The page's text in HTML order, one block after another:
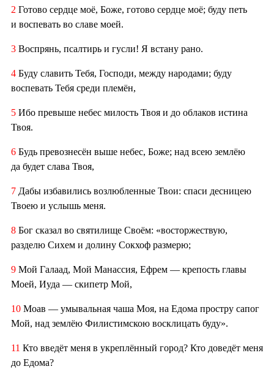
2 Готово сердце моё, Боже, готово сердце моё; буду петь
и воспевать во славе моей.
3 Воспрянь, псалтирь и гусли! Я встану рано.
4 Буду славить Тебя, Господи, между народами; буду
воспевать Тебя среди племён,
5 Ибо превыше небес милость Твоя и до облаков истина
Твоя.
6 Будь превознесён выше небес, Боже; над всею землёю
да будет слава Твоя,
7 Дабы избавились возлюбленные Твои: спаси десницею
Твоею и услышь меня.
8 Бог сказал во святилище Своём: «восторжествую,
разделю Сихем и долину Сокхоф размерю;
9 Мой Галаад, Мой Манассия, Ефрем — крепость главы
Моей, Иуда — скипетр Мой,
10 Моав — умывальная чаша Моя, на Едома простру сапог
Мой, над землёю Филистимскою восклицать буду».
11 Кто введёт меня в укреплённый город? Кто доведёт меня
до Едома?